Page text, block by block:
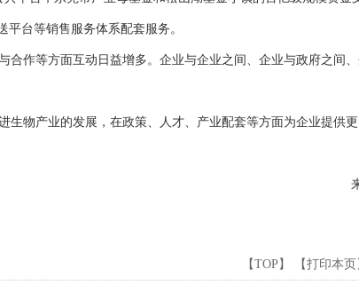
台等销售服务体系配套服务。
作等方面互动日益增多。企业与企业之间、企业与政府之间
物产业的发展，在政策、人才、产业配套等方面为企业提供
【TOP 】 【打印本页